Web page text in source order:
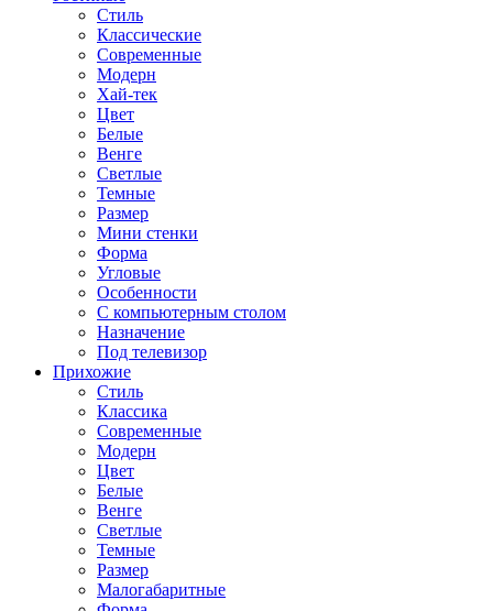
Стиль
Классические
Современные
Модерн
Хай-тек
Цвет
Белые
Венге
Светлые
Темные
Размер
Мини стенки
Форма
Угловые
Особенности
С компьютерным столом
Назначение
Под телевизор
Прихожие
Стиль
Классика
Современные
Модерн
Цвет
Белые
Венге
Светлые
Темные
Размер
Малогабаритные